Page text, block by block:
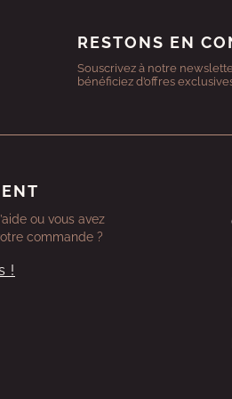
RESTONS EN
Souscrivez à notre
bénéficiez d’offres
ou vous avez
commande ?
!